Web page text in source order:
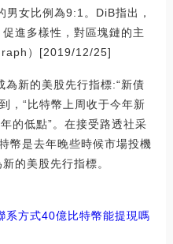
女比例為9:1。DiB指出，
進多樣性，對區塊鏈的主
）[2019/12/25]
新的美股先行指標:“新債
，“比特幣上周收于今年新
的低點”。在接受路透社采
幣是去年晚些時候市場投機
的美股先行指標。
系方式40億比特幣能提現嗎